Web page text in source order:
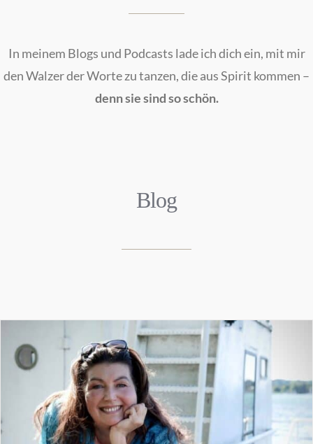
In meinem Blogs und Podcasts lade ich dich ein, mit mir
den Walzer der Worte zu tanzen, die aus Spirit kommen –
denn sie sind so schön.
Blog